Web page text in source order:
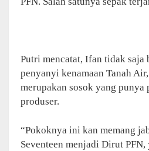
Putri mencatat, Ifan tidak saja
penyanyi kenamaan Tanah
merupakan sosok yang punya
produser.
“Pokoknya ini kan memang
Seventeen menjadi Dirut PFN,